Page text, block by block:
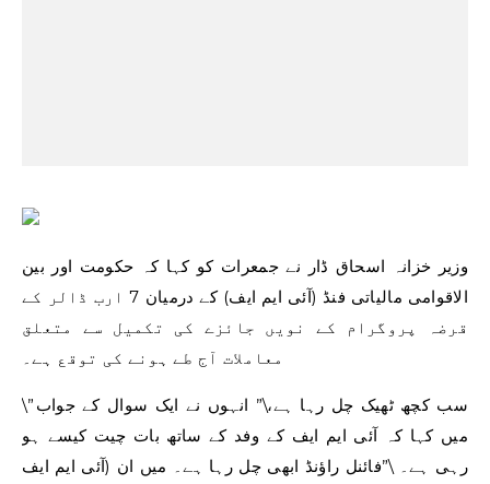
وزیر خزانہ اسحاق ڈار نے جمعرات کو کہا کہ حکومت اور بین
الاقوامی مالیاتی فنڈ (آئی ایم ایف) کے درمیان 7 ارب ڈالر کے
قرضہ پروگرام کے نویں جائزے کی تکمیل سے متعلق
معاملات آج طے ہونے کی توقع ہے۔
\”سب کچھ ٹھیک چل رہا ہے،\” انہوں نے ایک سوال کے جواب
میں کہا کہ آئی ایم ایف کے وفد کے ساتھ بات چیت کیسے ہو
رہی ہے۔ \”فائنل راؤنڈ ابھی چل رہا ہے۔ میں ان (آئی ایم ایف